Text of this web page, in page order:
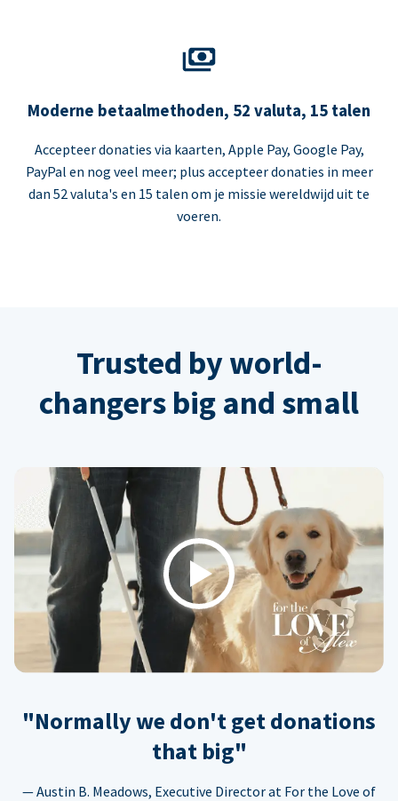
Moderne betaalmethoden, 52 valuta, 15 talen
Accepteer donaties via kaarten, Apple Pay, Google Pay,
PayPal en nog veel meer; plus accepteer donaties in meer
dan 52 valuta's en 15 talen om je missie wereldwijd uit te
voeren.
Trusted by world-
changers big and small
Play
"Normally we don't get donations
that big"
— Austin B. Meadows, Executive Director at For the Love of